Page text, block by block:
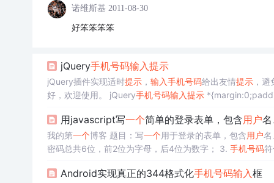
诺维斯基 2011-08-30
好笨笨笨笨
jQuery手机号码输入提示
jQuery插件实现适时提示， 输入手机号码给出友情提示，避
好，欢迎使用。 jQuery手机号码输入提示
用javascript写一个简单的登录表单，包含用户
我的第一个博客 题目：写一个用于登录的表单，包含用户名
密码总共6位，前2位为字母，后4位为数字； 3. 手机号码
Android实现真正的344格式化手机号码输入框